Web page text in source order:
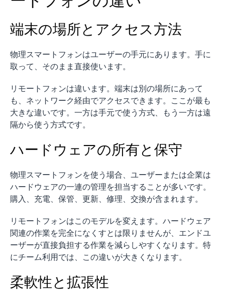
端末の場所とアクセス方法
物理スマートフォンはユーザーの手元にあります。手に
取って、そのまま直接使います。
リモートフォンは違います。端末は別の場所にあって
も、ネットワーク経由でアクセスできます。ここが最も
大きな違いです。一方は手元で使う方式、もう一方は遠
隔から使う方式です。
ハードウェアの所有と保守
物理スマートフォンを使う場合、ユーザーまたは企業は
ハードウェアの一連の管理を担当することが多いです。
購入、充電、保管、更新、修理、交換が含まれます。
リモートフォンはこのモデルを変えます。ハードウェア
関連の作業を完全になくすとは限りませんが、エンドユ
ーザーが直接負担する作業を減らしやすくなります。特
にチーム利用では、この違いが大きくなります。
柔軟性と拡張性